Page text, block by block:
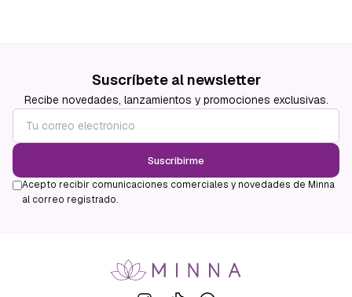
Suscríbete al newsletter
Recibe novedades, lanzamientos y promociones exclusivas.
Suscribirme
Acepto recibir comunicaciones comerciales y novedades de Minna
al correo registrado.